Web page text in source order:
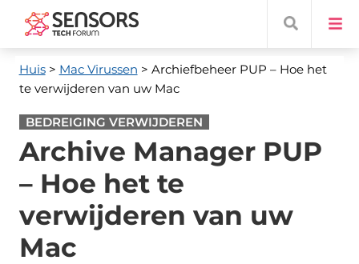
Huis> Mac Virussen > Archiefbeheer PUP – Hoe het
te verwijderen van uw Mac
BEDREIGING VERWIJDEREN
Archive Manager PUP
– Hoe het te
verwijderen van uw
Mac